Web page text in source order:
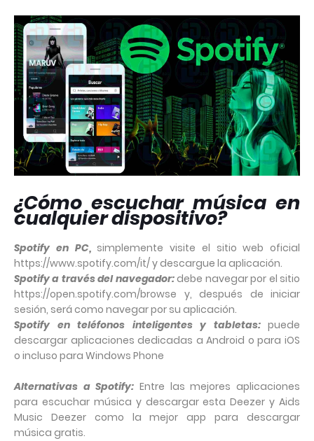
¿Cómo escuchar música en
cualquier dispositivo?
Spotify en PC,simplemente visite el sitio web oficial
https://www.spotify.com/it/ y descargue la aplicación.
Spotify a través del navegador:debe navegar por el sitio
https://open.spotify.com/browse y, después de iniciar
sesión, será como navegar por su aplicación.
Spotify en teléfonos inteligentes y tabletas:puede
descargar aplicaciones dedicadas a Android o para iOS
o incluso para Windows Phone
Alternativas a Spotify: Entre las mejores aplicaciones
para escuchar música y descargar esta Deezer y Aids
Music Deezer como la mejor app para descargar
música gratis.